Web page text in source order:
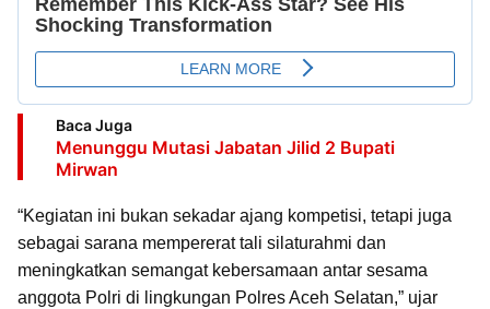
Baca Juga
Menunggu Mutasi Jabatan Jilid 2 Bupati
Mirwan
“Kegiatan ini bukan sekadar ajang kompetisi, tetapi juga
sebagai sarana mempererat tali silaturahmi dan
meningkatkan semangat kebersamaan antar sesama
anggota Polri di lingkungan Polres Aceh Selatan,” ujar